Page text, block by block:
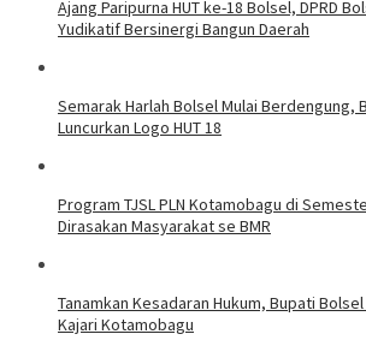
Ajang Paripurna HUT ke-18 Bolsel, DPRD
Yudikatif Bersinergi Bangun Daerah
Semarak Harlah Bolsel Mulai Berdengung,
Luncurkan Logo HUT 18
Program TJSL PLN Kotamobagu di
Dirasakan Masyarakat se BMR
Tanamkan Kesadaran Hukum, Bupati
Kajari Kotamobagu